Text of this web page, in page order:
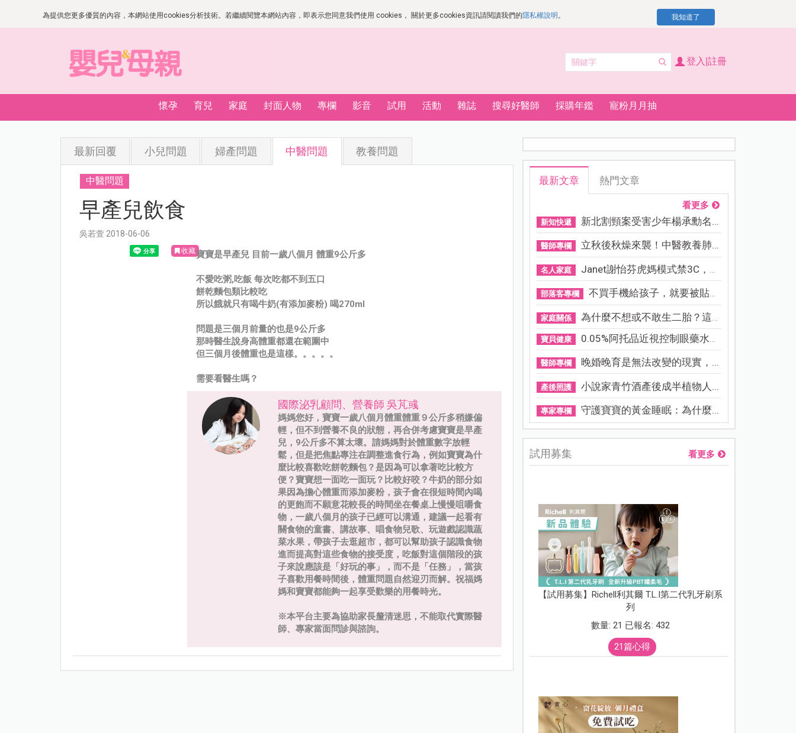
為提供您更多優質的內容，本網站使用cookies分析技術。若繼續閱覽本網站內容，即表示您同意我們使用 cookies， 關於更多cookies資訊請閱讀我們的隱私權說明 。 我知道了
登入|註冊
懷孕 育兒 家庭 封面人物 專欄 影音 試用 活動 雜誌 搜尋好醫師 採購年鑑 寵粉月月抽
最新回覆 小兒問題 婦產問題 中醫問題 教養問題
中醫問題
早產兒飲食
吳若萱 2018-06-06
收藏寶寶是早產兒 目前一歲八個月 體重9公斤多
不愛吃粥,吃飯 每次吃都不到五口
餅乾麵包類比較吃
所以餓就只有喝牛奶(有添加麥粉) 喝270ml
問題是三個月前量的也是9公斤多
那時醫生說身高體重都還在範圍中
但三個月後體重也是這樣。。。。。
需要看醫生嗎？
國際泌乳顧問、營養師 吳芃彧
媽媽您好，寶寶一歲八個月體重體重９公斤多稍嫌偏
輕，但不到營養不良的狀態，再合併考慮寶寶是早產
兒，9公斤多不算太壞。請媽媽對於體重數字放輕
鬆，但是把焦點專注在調整進食行為，例如寶寶為什
麼比較喜歡吃餅乾麵包？是因為可以拿著吃比較方
便？寶寶想一面吃一面玩？比較好咬？牛奶的部分如
果因為擔心體重而添加麥粉，孩子會在很短時間內喝
的更飽而不願意花較長的時間坐在餐桌上慢慢咀嚼食
物，一歲八個月的孩子已經可以溝通，建議一起看有
關食物的童書、講故事、唱食物兒歌、玩遊戲認識蔬
菜水果，帶孩子去逛超市，都可以幫助孩子認識食物
進而提高對這些食物的接受度，吃飯對這個階段的孩
子來說應該是「好玩的事」，而不是「任務」，當孩
子喜歡用餐時間後，體重問題自然迎刃而解。祝福媽
媽和寶寶都能夠一起享受歡樂的用餐時光。
※本平台主要為協助家長釐清迷思，不能取代實際醫
師、專家當面問診與諮詢。
最新文章 熱門文章
看更多
新知快遞 新北割頸案受害少年楊承勳名...
醫師專欄 立秋後秋燥來襲！中醫教養肺...
名人家庭 Janet謝怡芬虎媽模式禁3C，看...
部落客專欄 不買手機給孩子，就要被貼「...
家庭關係 為什麼不想或不敢生二胎？這8...
寶貝健康 0.05%阿托品近視控制眼藥水納...
醫師專欄 晚婚晚育是無法改變的現實，...
產後照護 小說家青竹酒產後成半植物人...
專家專欄 守護寶寶的黃金睡眠：為什麼...
試用募集 看更多
【試用募集】Richell利其爾 T.L.I第二代乳牙刷系
列
數量: 21 已報名: 432
21篇心得